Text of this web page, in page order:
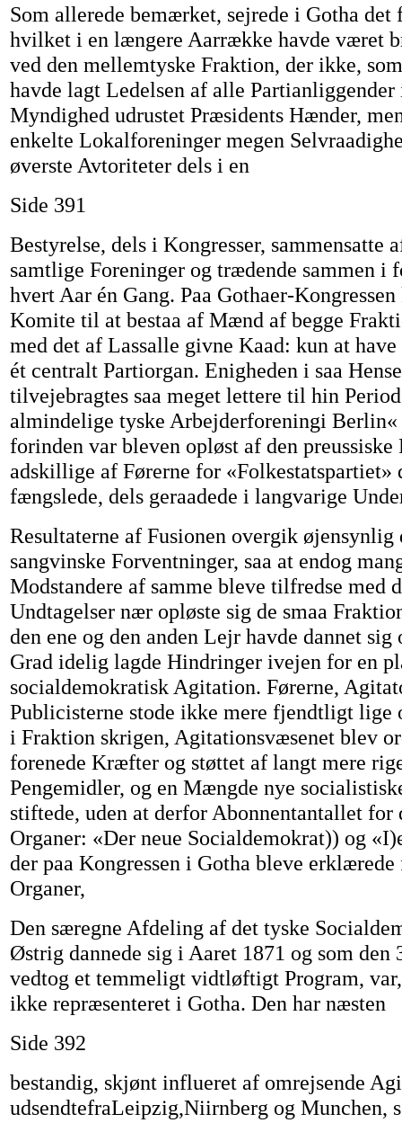
Som allerede bemærket, sejrede i Gotha det
hvilket i en længere Aarrække havde været
ved den mellemtyske Fraktion, der ikke,
havde lagt Ledelsen af alle Partianliggender
Myndighed udrustet Præsidents Hænder,
enkelte Lokalforeninger megen
øverste Avtoriteter dels i en
Side 391
Bestyrelse, dels i Kongresser, sammensatte
samtlige Foreninger og trædende sammen i
hvert Aar én Gang. Paa Gothaer-
Komite til at bestaa af Mænd af begge
med det af Lassalle givne Kaad: kun at
ét centralt Partiorgan. Enigheden i saa
tilvejebragtes saa meget lettere til hin
almindelige tyske Arbejderforeningi Berlin«
forinden var bleven opløst af den preussiske
adskillige af Førerne for «Folkestatspartiet»
fængslede, dels geraadede i langvarige
Resultaterne af Fusionen overgik øjensynlig
sangvinske Forventninger, saa at endog
Modstandere af samme bleve tilfredse med
Undtagelser nær opløste sig de smaa
den ene og den anden Lejr havde dannet
Grad idelig lagde Hindringer ivejen for en
socialdemokratisk Agitation. Førerne,
Publicisterne stode ikke mere fjendtligt lige
i Fraktion skrigen, Agitationsvæsenet blev
forenede Kræfter og støttet af langt mere
Pengemidler, og en Mængde nye
stiftede, uden at derfor Abonnentantallet for
Organer: «Der neue Socialdemokrat)) og
der paa Kongressen i Gotha bleve
Organer,
Den særegne Afdeling af det tyske
Østrig dannede sig i Aaret 1871 og som den
vedtog et temmeligt vidtløftigt Program,
ikke repræsenteret i Gotha. Den har næsten
Side 392
bestandig, skjønt influeret af omrejsende
udsendtefraLeipzig,Niirnberg og Munchen,